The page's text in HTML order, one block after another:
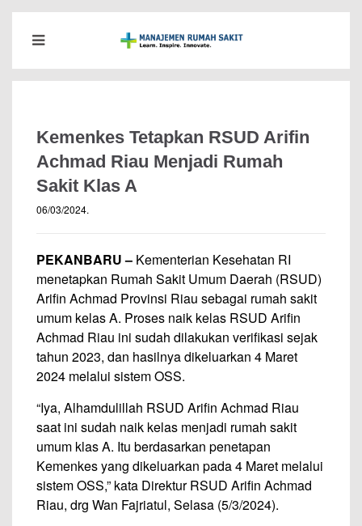
Kemenkes Tetapkan RSUD Arifin
Achmad Riau Menjadi Rumah
Sakit Klas A
06/03/2024.
PEKANBARU – Kementerian Kesehatan RI
menetapkan Rumah Sakit Umum Daerah (RSUD)
Arifin Achmad Provinsi Riau sebagai rumah sakit
umum kelas A. Proses naik kelas RSUD Arifin
Achmad Riau ini sudah dilakukan verifikasi sejak
tahun 2023, dan hasilnya dikeluarkan 4 Maret
2024 melalui sistem OSS.
“Iya, Alhamdulillah RSUD Arifin Achmad Riau
saat ini sudah naik kelas menjadi rumah sakit
umum klas A. Itu berdasarkan penetapan
Kemenkes yang dikeluarkan pada 4 Maret melalui
sistem OSS,” kata Direktur RSUD Arifin Achmad
Riau, drg Wan Fajriatul, Selasa (5/3/2024).